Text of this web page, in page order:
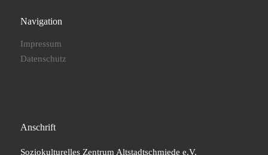
Navigation
Impressum
Datenschutz
Anschrift
Soziokulturelles Zentrum Altstadtschmiede e.V.